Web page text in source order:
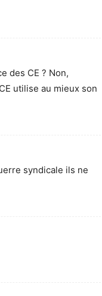
des CE ? Non,
utilise au mieux son
syndicale ils ne